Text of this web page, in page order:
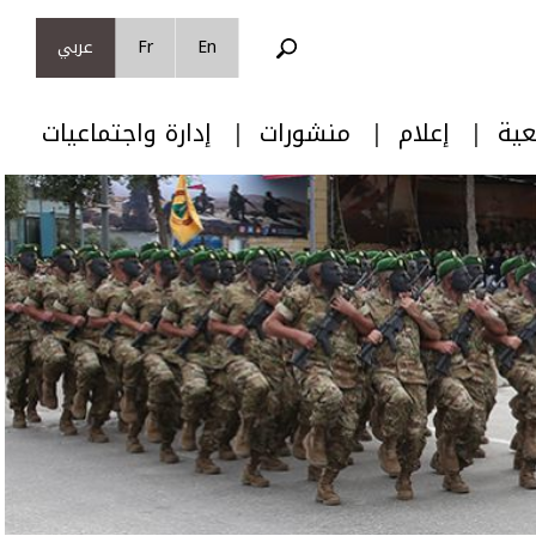
En
Fr عربي
إعلام منشورات إدارة واجتماعيات